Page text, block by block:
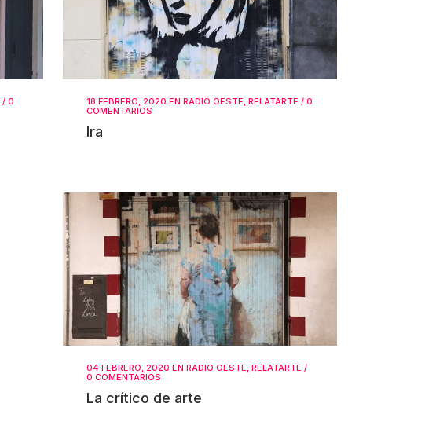
/ 0
18 FEBRERO, 2020 EN RADIO OESTE, RELATARTE / 0
COMENTARIOS
Ira
04 FEBRERO, 2020 EN RADIO OESTE, RELATARTE /
0 COMENTARIOS
La crítico de arte